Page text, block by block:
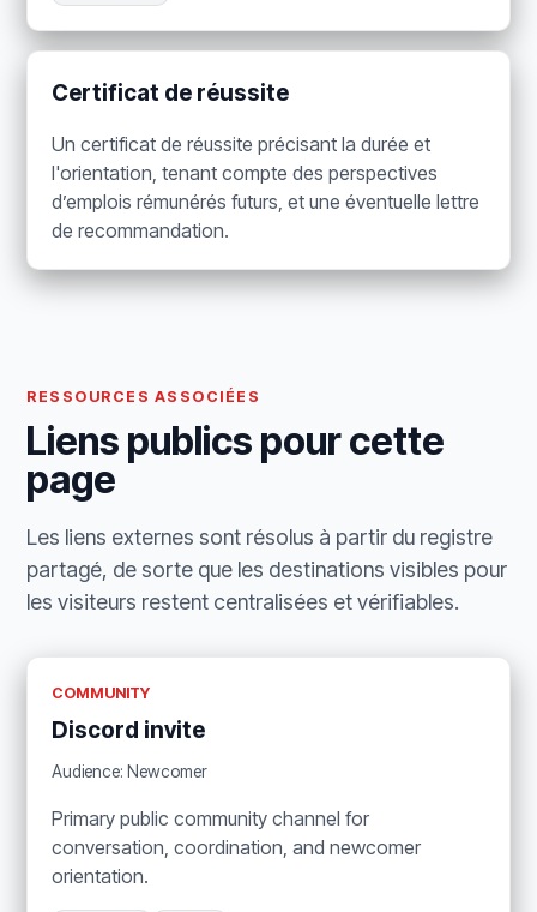
Certificat de réussite
Un certificat de réussite précisant la durée et
l'orientation, tenant compte des perspectives
d’emplois rémunérés futurs, et une éventuelle lettre
de recommandation.
RESSOURCES ASSOCIÉES
Liens publics pour cette
page
Les liens externes sont résolus à partir du registre
partagé, de sorte que les destinations visibles pour
les visiteurs restent centralisées et vérifiables.
COMMUNITY
Discord invite
Audience: Newcomer
Primary public community channel for
conversation, coordination, and newcomer
orientation.